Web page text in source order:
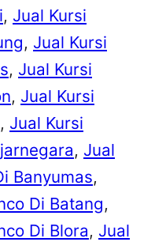
, Jual Kursi
, Jual Kursi
, Jual Kursi
, Jual Kursi
, Jual Kursi
, Jual
Banyumas
Di Batang
Di Blora, Jual